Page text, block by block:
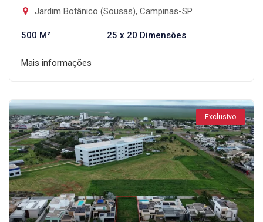
Jardim Botânico (Sousas), Campinas-SP
500 M² 25 x 20 Dimensões
Mais informações
Exclusivo